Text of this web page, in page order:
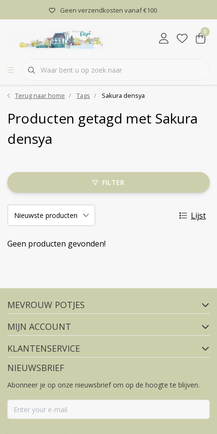
Geen verzendkosten vanaf €100
0
Terug naar home Tags Sakura densya
Producten getagd met Sakura
densya
FILTER
Lijst
Geen producten gevonden!
FACEBOOK
MEVROUW POTJES
MIJN ACCOUNT
KLANTENSERVICE
NIEUWSBRIEF
Abonneer je op onze nieuwsbrief om op de hoogte te blijven.